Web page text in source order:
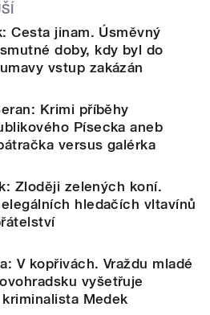
Cesta jinam. Úsměvný
doby, kdy byl do
vstup zakázán
Krimi příběhy
Písecka aneb
versus galérka
Zloději zelených koní.
hledačích vltavínů
V kopřivách. Vraždu mladé
vyšetřuje
Medek